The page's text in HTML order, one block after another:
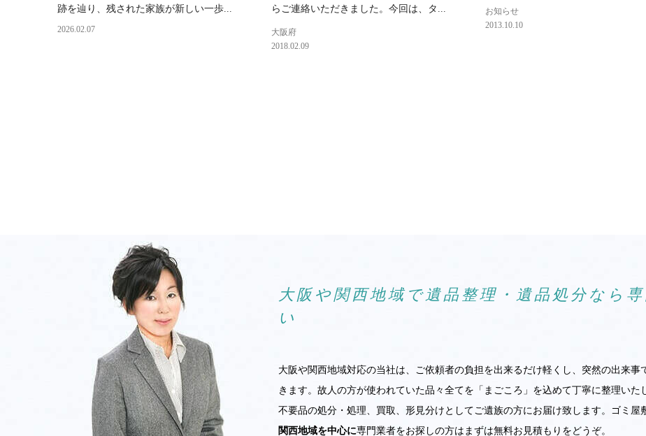
跡を辿り、残された家族が新しい一歩...
2026.02.07
らご連絡いただきました。今回は、タ...
大阪府
2018.02.09
お知らせ
2013.10.10
大阪や関西地域で遺品整理・遺品処分なら
い
大阪や関西地域対応の当社は、ご依頼者の負担を出来るだけ軽くし、突然の出来
きます。故人の方が使われていた品々全てを「まごころ」を込めて丁寧に整理いた
不要品の処分・処理、買取、形見分けとしてご遺族の方にお届け致します。ゴミ
関西地域を中心に専門業者をお探しの方はまずは無料お見積もりをどうぞ。